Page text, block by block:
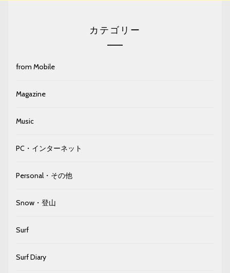
カテゴリー
from Mobile
Magazine
Music
PC・インターネット
Personal・その他
Snow・登山
Surf
Surf Diary